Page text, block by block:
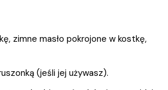
zimne masło pokrojone w kostkę,
(jeśli jej używasz).